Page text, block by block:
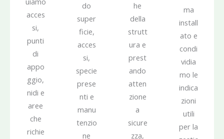
acces
si,
punti
di
appo
ggio,
nidi e
aree
che
richie
do
super
ficie,
acces
si,
specie
prese
nti e
manu
tenzio
ne
he
della
strutt
ura e
prest
ando
atten
zione
a
sicure
zza,
ma
install
ato e
condi
vidia
mo le
indica
zioni
utili
per la